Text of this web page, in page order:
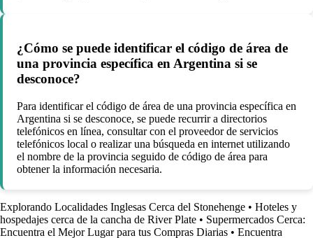
¿Cómo se puede identificar el código de área de
una provincia específica en Argentina si se
desconoce?
Para identificar el código de área de una provincia específica en
Argentina si se desconoce, se puede recurrir a directorios
telefónicos en línea, consultar con el proveedor de servicios
telefónicos local o realizar una búsqueda en internet utilizando
el nombre de la provincia seguido de código de área para
obtener la información necesaria.
Explorando Localidades Inglesas Cerca del Stonehenge • Hoteles y
hospedajes cerca de la cancha de River Plate • Supermercados Cerca:
Encuentra el Mejor Lugar para tus Compras Diarias • Encuentra